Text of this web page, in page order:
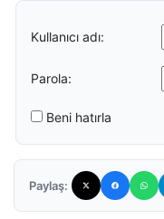
Kullanıcı adı:
Parola:
Beni hatırla
Paylaş: